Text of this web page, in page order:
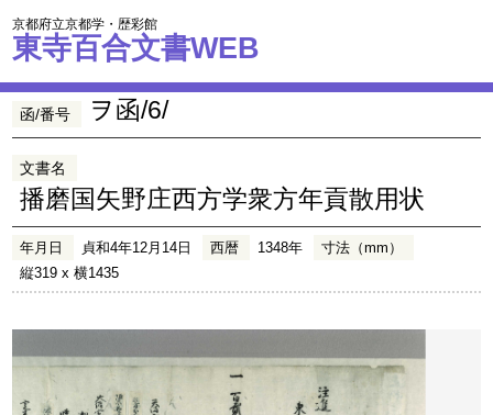
京都府立京都学・歴彩館
東寺百合文書WEB
函/番号 ヲ函/6/
文書名
播磨国矢野庄西方学衆方年貢散用状
年月日 貞和4年12月14日 西暦 1348年
寸法（mm）
縦319 x 横1435